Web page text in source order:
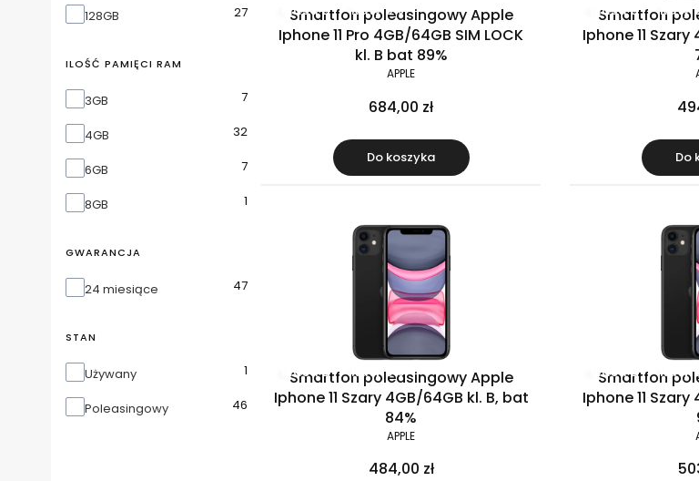
128GB 27
ILOŚĆ PAMIĘCI RAM
Ilość pamięci RAM
3GB 7
4GB 32
6GB 7
8GB 1
GWARANCJA
Gwarancja
24 miesiące 47
STAN
StanUżywany 1
Poleasingowy 46
Klasa B Raty 0%
Smartfon poleasingowy Apple
Iphone 11 Pro 4GB/64GB SIM LOCK
kl. B bat 89%
APPLE
684,00 zł
Do koszyka
Klasa B Raty
Smartfon
Iphone 11
Do
Klasa B Raty 0%
Smartfon poleasingowy Apple
Iphone 11 Szary 4GB/64GB kl. B, bat
84%
APPLE
484,00 zł
Klasa B Raty
Smartfon
Iphone 11